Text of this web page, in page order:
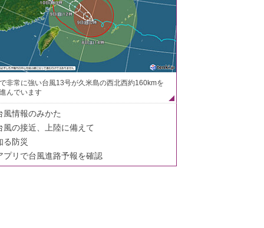
非常に強い台風13号が久米島の西北西約160kmを
んでいます
風情報のみかた
風の接近、上陸に備えて
る防災
プリで台風進路予報を確認